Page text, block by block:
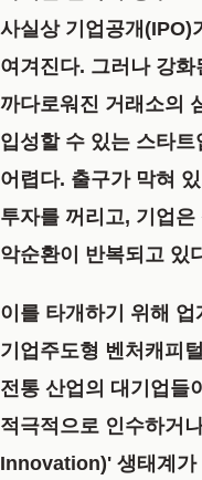
사실상 기업공개(IPO)
여겨진다. 그러나 강
까다로워진 거래소의
입성할 수 있는 스타
어렵다. 출구가 막혀
투자를 꺼리고, 기업
악순환이 반복되고 있
이를 타개하기 위해 업
기업주도형 벤처캐피
전통 산업의 대기업들
적극적으로 인수하거
Innovation)' 생태계가